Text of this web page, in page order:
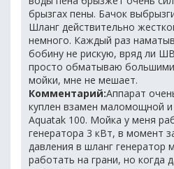
брызгах пены. Бачок
Шланг действительно
немного. Каждый раз
бобину не рискую, вряд ли
просто обматываю большими
мойки, мне не мешает.
Комментарий:Аппарат
куплен взамен маломощной
Aquatak 100. Мойка у меня
генератора 3 кВт, в момент
давления в шланг генератор
работать на грани, но когда